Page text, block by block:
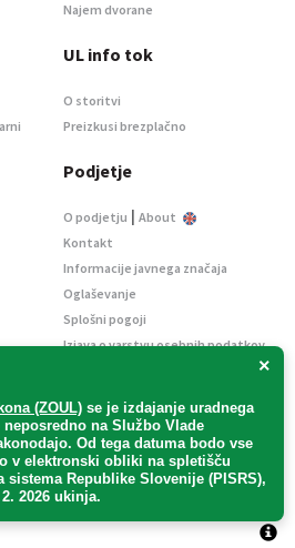
×
(ZOUL) se je izdajanje uradnega
neposredno na Službo Vlade
. Od tega datuma bodo vse
v elektronski obliki na spletišču
sistema Republike Slovenije (PISRS),
2026 ukinja.
Najem dvorane
UL info tok
O storitvi
Preizkusi brezplačno
Podjetje
O podjetju | About
Kontakt
Informacije javnega značaja
Oglaševanje
Splošni pogoji
Izjava o varstvu osebnih podatkov
pravice pridržane.